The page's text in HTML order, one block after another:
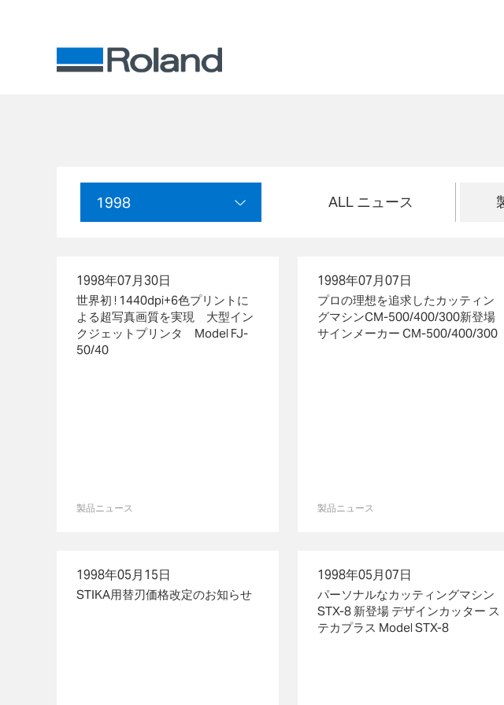
1998 ALL ニュース
1998年07月30日
世界初 ! 1440dpi+6色プリントに
よる超写真画質を実現 大型イン
クジェットプリンタ Model FJ-
50/40
製品ニュース
1998年07月07日
プロの理想を追求したカッティン
グマシンCM-500/400/300新登場
サインメーカー CM-500/400/300
製品ニュース
1998年05月15日
STIKA用替刃価格改定のお知らせ
1998年05月07日
パーソナルなカッティングマシン
STX-8 新登場 デザインカッター ス
テカプラス Model STX-8